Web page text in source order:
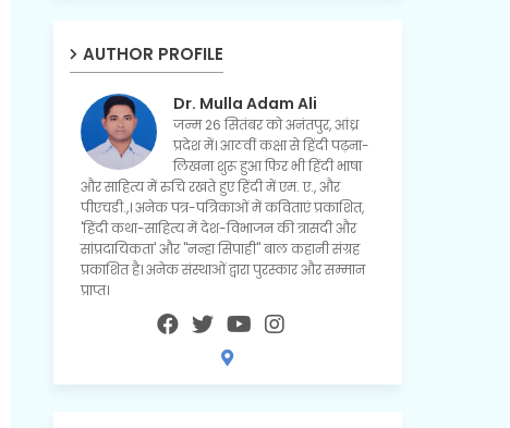
AUTHOR PROFILE
Dr. Mulla Adam Ali
जन्म 26 सितंबर को अनंतपुर, आंध्र
प्रदेश में। आठवीं कक्षा से हिंदी पढ़ना-
लिखना शुरू हुआ फिर भी हिंदी भाषा
और साहित्य में रुचि रखते हुए हिंदी में एम. ए., और
पीएचडी.,। अनेक पत्र-पत्रिकाओं में कविताएं प्रकाशित,
'हिंदी कथा-साहित्य में देश-विभाजन की त्रासदी और
सांप्रदायिकता' और "नन्हा सिपाही" बाल कहानी संग्रह
प्रकाशित है। अनेक संस्थाओं द्वारा पुरस्कार और सम्मान
प्राप्त।